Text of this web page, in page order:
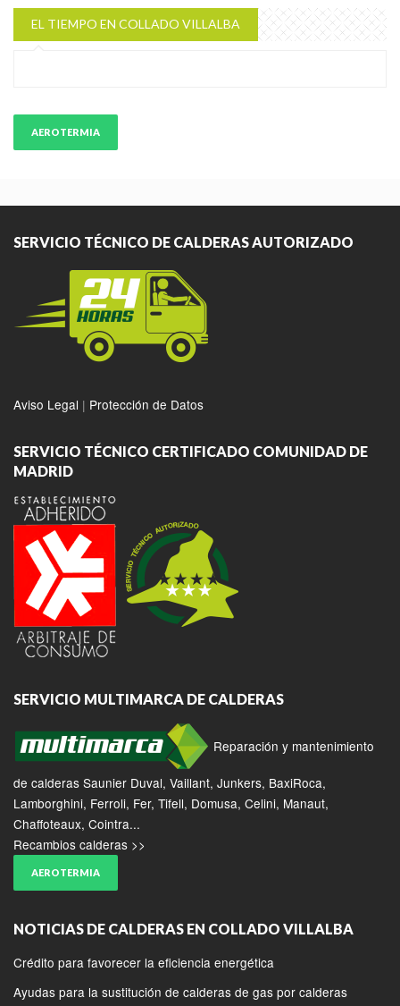
EL TIEMPO EN COLLADO VILLALBA
AEROTERMIA
SERVICIO TÉCNICO DE CALDERAS AUTORIZADO
Aviso Legal | Protección de Datos
SERVICIO TÉCNICO CERTIFICADO COMUNIDAD DE
MADRID
SERVICIO MULTIMARCA DE CALDERAS
Reparación y mantenimiento
de calderas Saunier Duval, Vaillant, Junkers, BaxiRoca,
Lamborghini, Ferroli, Fer, Tifell, Domusa, Celini, Manaut,
Chaffoteaux, Cointra...
Recambios calderas >>
AEROTERMIA
NOTICIAS DE CALDERAS EN COLLADO VILLALBA
Crédito para favorecer la eficiencia energética
Ayudas para la sustitución de calderas de gas por calderas